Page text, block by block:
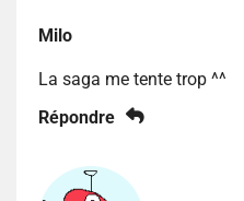
Milo
La saga me tente trop ^^
Répondre